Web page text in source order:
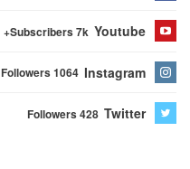
Youtube
Subscribers 7k+
Instagram
Followers 1064
Twitter
Followers 428